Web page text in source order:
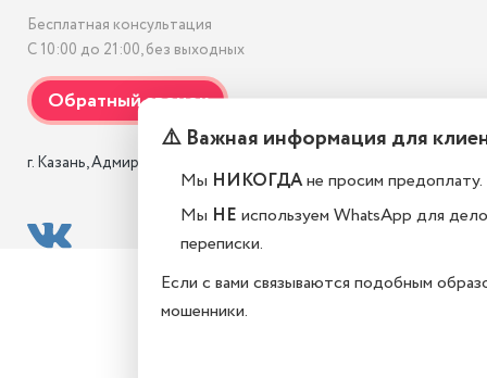
Бесплатная консультация
С 10:00 до 21:00, без выходных
г. Казань, Адмиралтейская, 3 к1
⚠️ Важная информация для
Мы НИКОГДАне просим предоплату.
Мы НЕ используем WhatsApp для
переписки.
Если с вами связываются подобным
мошенники.